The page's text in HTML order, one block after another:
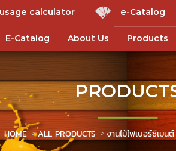
calculator e-Catalog
E-Catalog About Us Products
HOME ALL PRODUCTS งานไม้ไฟเบอร์ซีเมน